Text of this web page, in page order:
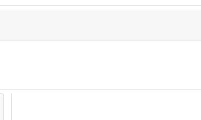
та дозволяє користувачу грати в
як Minimax, Альфа-Бета обрізка та
і було визначено, що найшвидшим
– дерево пошуку Монте-Карло.